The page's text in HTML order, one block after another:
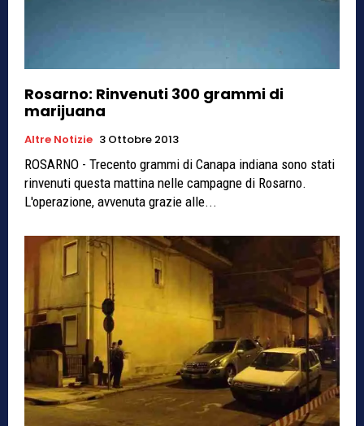
Rosarno: Rinvenuti 300 grammi di
marijuana
Altre Notizie 3 Ottobre 2013
ROSARNO - Trecento grammi di Canapa indiana sono stati
rinvenuti questa mattina nelle campagne di Rosarno.
L'operazione, avvenuta grazie alle...